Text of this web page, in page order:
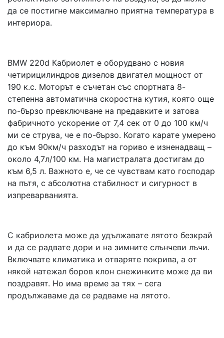
да се постигне максимално приятна температура в
интериора.
BMW 220d Кабриолет е оборудвано с новия
четирицилиндров дизелов двигател мощност от
190 к.с. Моторът е съчетан със спортната 8-
степенна автоматична скоростна кутия, която още
по-бързо превключване на предавките и затова
фабричното ускорение от 7,4 сек от 0 до 100 км/ч
ми се струва, че е по-бързо. Когато карате умерено
до към 90км/ч разходът на гориво е изненадващ –
около 4,7л/100 км. На магистралата достигам до
към 6,5 л. Важното е, че се чувствам като господар
на пътя, с абсолютна стабилност и сигурност в
изпреварванията.
С кабриолета може да удължавате лятото безкрай
и да се радвате дори и на зимните слънчеви лъчи.
Включвате климатика и отваряте покрива, а от
някой натежал боров клон снежинките може да ви
поздравят. Но има време за тях – сега
продължаваме да се радваме на лятото.